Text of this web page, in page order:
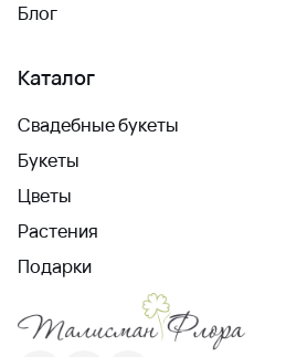
Блог
Каталог
Свадебные букеты
Букеты
Цветы
Растения
Подарки